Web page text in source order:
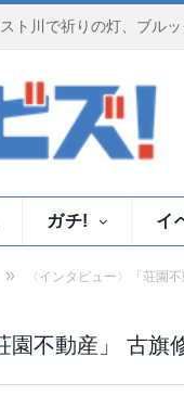
ガチ! イ
» 〈インタビュー〉「荘園
園不動産」 古旗